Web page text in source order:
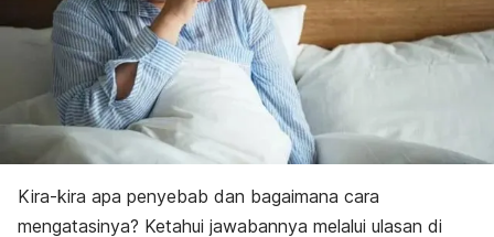
Kira-kira apa penyebab dan bagaimana cara
mengatasinya? Ketahui jawabannya melalui ulasan di